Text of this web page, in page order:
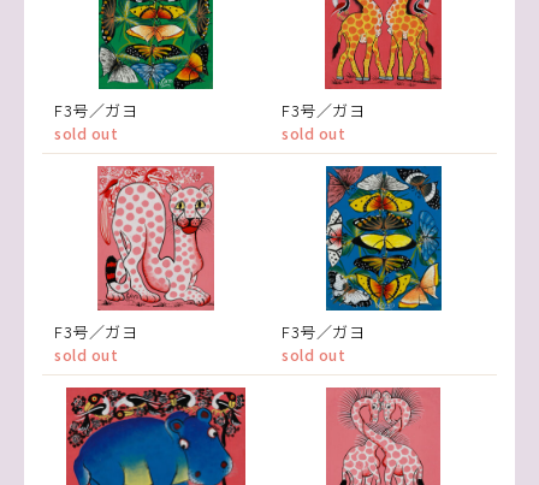
F3号／ガヨ
sold out
F3号／ガヨ
sold out
F3号／ガヨ
sold out
F3号／ガヨ
sold out